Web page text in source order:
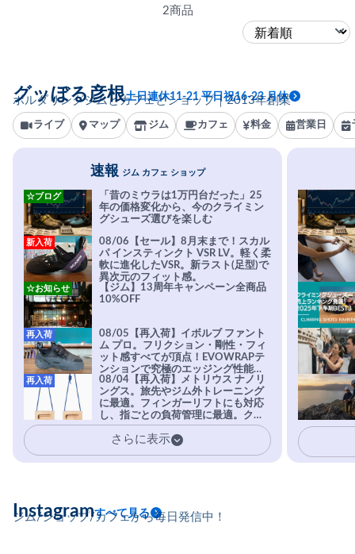
2商品
ボルダリングジムとカフェとショップ｜2013年創業
グッぼる彦根土日連休11-21 平日祝16-23 月休
ライブ マップ ジム カフェ 料金 営業日
速報 ジム カフェ ショップ
「昔のミウラは1万円台だった」25
年の価格変化から、今のクライミン
グシューズ選びを楽しむ
☆ブログ
08/06【セール】8月末まで！スカル
パ インスティンクト VSR LV。軽く柔
軟に進化したVSR。新ラスト(足型)で
異次元のフィット感。
新入荷
【ジム】13周年キャンペーン全商品
10%OFF
☆お知らせ
08/05【再入荷】イボルブ ファント
ム プロ。フリクション・剛性・フィ
ット感すべてが頂点！EVOWRAPテ
ンションで究極のエッジング性能を
実現。進化系ラバーEvo-74はTRAX
を凌駕する粘着力で極小ホールドに
安心感。
再入荷
08/04【再入荷】メトリウス ナノリ
ングス。旅先やジム外トレーニング
に最適。フィンガーリフトにも対応
し、指ごとの負荷管理に最適。クラ
イマーの指を本気で鍛えるギア。
再入荷
さらに表示
ジム/ショップ/カフェから毎日発信中！
Instagramすべて見る